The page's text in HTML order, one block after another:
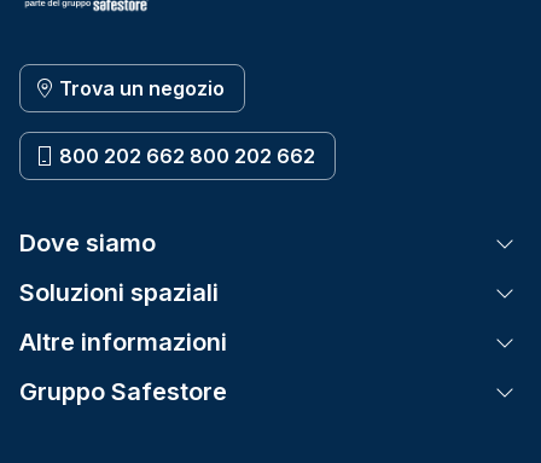
Trova un negozio
800 202 662 800 202 662
Dove siamo
Soluzioni spaziali
Altre informazioni
Gruppo Safestore